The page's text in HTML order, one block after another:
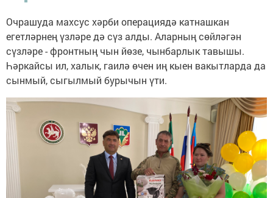
Очрашуда махсус хәрби операциядә катнашкан
егетләрнең үзләре дә сүз алды. Аларның сөйләгән
сүзләре - фронтның чын йөзе, чынбарлык тавышы.
Һәркайсы ил, халык, гаилә өчен иң кыен вакытларда да
сынмый, сыгылмый бурычын үти.